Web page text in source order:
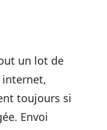
un lot de
internet,
toujours si
Envoi